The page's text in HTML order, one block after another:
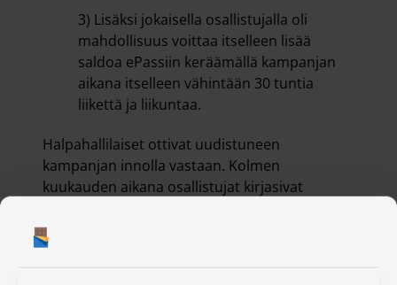
3) Lisäksi jokaisella osallistujalla oli
mahdollisuus voittaa itselleen lisää
saldoa ePassiin keräämällä kampanjan
aikana itselleen vähintään 30 tuntia
liikettä ja liikuntaa.
Halpahallilaiset ottivat uudistuneen
kampanjan innolla vastaan. Kolmen
kuukauden aikana osallistujat kirjasivat
kannustivat toinen toisiaan yli 93 000 kertaa.
Keskimäärin työkavereita tsempattiin siis yli
tuhat kertaa joka päivä koko kampanjan ajan!